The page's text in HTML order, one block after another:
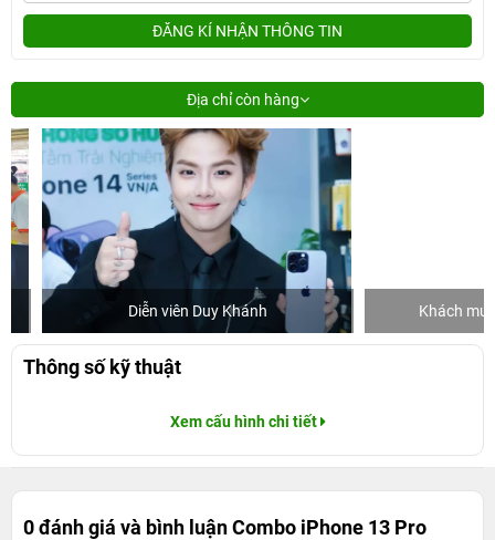
ĐĂNG KÍ NHẬN THÔNG TIN
Địa chỉ còn hàng
Diễn viên Duy Khánh Khách mua
Thông số kỹ thuật
Xem cấu hình chi tiết
0 đánh giá và bình luậnCombo iPhone 13 Pro